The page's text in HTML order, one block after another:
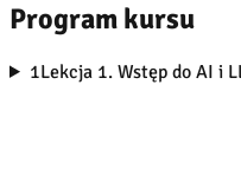
Program kursu
1Lekcja 1. Wstęp do AI i